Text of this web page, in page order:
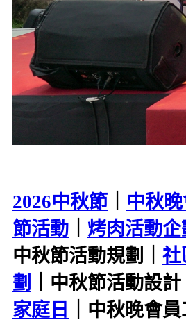
2026中秋節 中秋
節活動
烤肉活動企
中秋節活動規劃｜ 社
劃 ｜中秋節活動設計
家庭日
｜中秋晚會